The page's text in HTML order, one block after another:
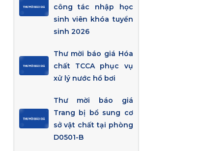
công tác nhập học
sinh viên khóa tuyển
sinh 2026
Thư mời báo giá Hóa
chất TCCA phục vụ
xử lý nước hồ bơi
Thư mời báo giá
Trang bị bổ sung cơ
sở vật chất tại phòng
D0501-B